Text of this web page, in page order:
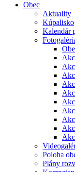
Obec
Aktuality
Kúpalisko
Kalendár
Poloha
Plány